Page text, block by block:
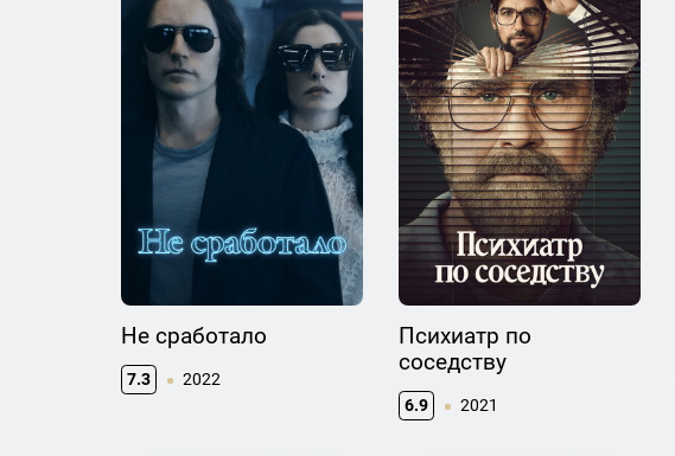
Не сработало
7.3 2022
Психиатр по
соседству
6.9 2021